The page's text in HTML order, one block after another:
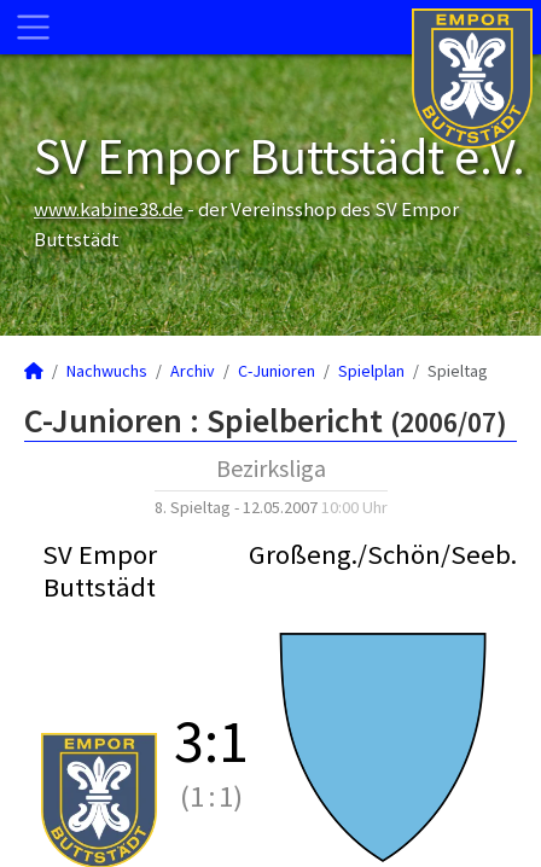
SV Empor Buttstädt e.V.
www.kabine38.de- der Vereinsshop des SV Empor
Buttstädt
Nachwuchs Archiv C-Junioren Spielplan Spieltag
C-Junioren : Spielbericht (2006/07)
Bezirksliga
8. Spieltag - 12.05.2007 10:00 Uhr
SV Empor
Buttstädt
Großeng./Schön/Seeb.
3:1
(1:1)